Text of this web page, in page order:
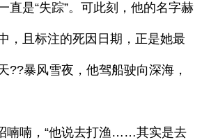
直是“失踪”。可此刻，他的名字赫
，且标注的死因日期，正是她最
??暴风雪夜，他驾船驶向深海，
喃喃，“他说去打渔……其实是去